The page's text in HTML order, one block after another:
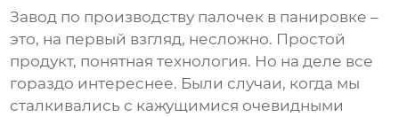
Завод по производству палочек в панировке –
это, на первый взгляд, несложно. Простой
продукт, понятная технология. Но на деле все
гораздо интереснее. Были случаи, когда мы
сталкивались с кажущимися очевидными